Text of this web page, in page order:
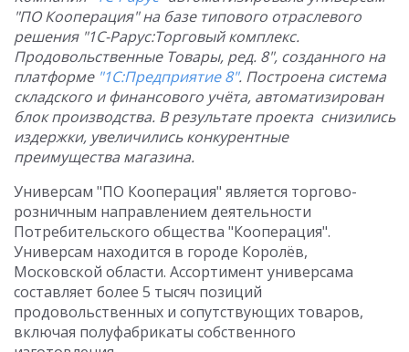
"ПО Кооперация" на базе типового отраслевого
решения "1С-Рарус:Торговый комплекс.
Продовольственные Товары, ред. 8", созданного на
платформе "1С:Предприятие 8". Построена система
складского и финансового учёта, автоматизирован
блок производства. В результате проекта снизились
издержки, увеличились конкурентные
преимущества магазина.
Универсам "ПО Кооперация" является торгово-
розничным направлением деятельности
Потребительского общества "Кооперация".
Универсам находится в городе Королёв,
Московской области. Ассортимент универсама
составляет более 5 тысяч позиций
продовольственных и сопутствующих товаров,
включая полуфабрикаты собственного